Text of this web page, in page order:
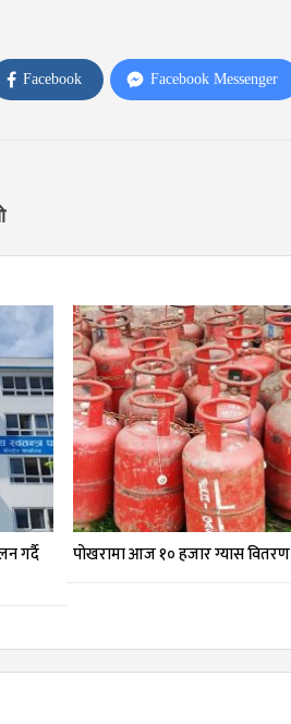
Facebook Facebook Messenger
गर्दै
पोखरामा आज १० हजार ग्यास वितरण